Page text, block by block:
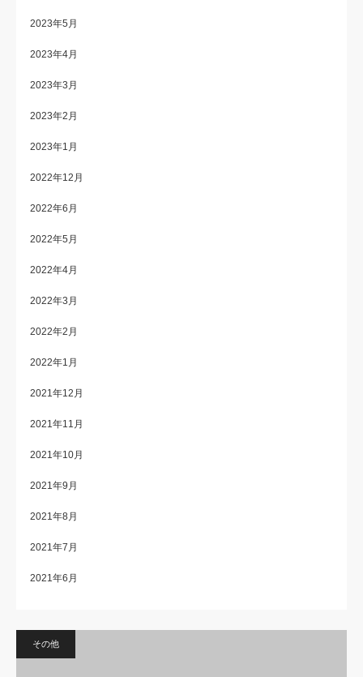
2023年5月
2023年4月
2023年3月
2023年2月
2023年1月
2022年12月
2022年6月
2022年5月
2022年4月
2022年3月
2022年2月
2022年1月
2021年12月
2021年11月
2021年10月
2021年9月
2021年8月
2021年7月
2021年6月
その他